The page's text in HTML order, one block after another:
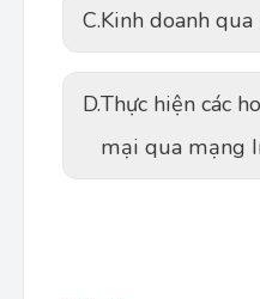
C.Kinh doanh
D.Thực hiện các
mại qua mạng